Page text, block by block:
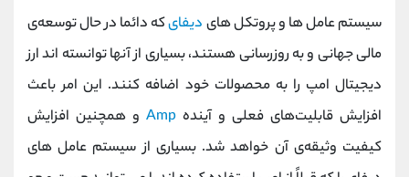
سیستم عامل ها و پروتکل های دیفایکه دائما در حال توسعه‌ی
مالی جهانی و به روزرسانی هستند، بسیاری از آنها توانسته اند ارز
دیجیتال امپ را به محصولات خود اضافه کنند. این امر باعث
افزایش قابلیت‌های فعلی و آینده Amp و همچنین افزایش
کیفیت وثیقه‌ی آن خواهد شد. بسیاری از سیستم عامل های